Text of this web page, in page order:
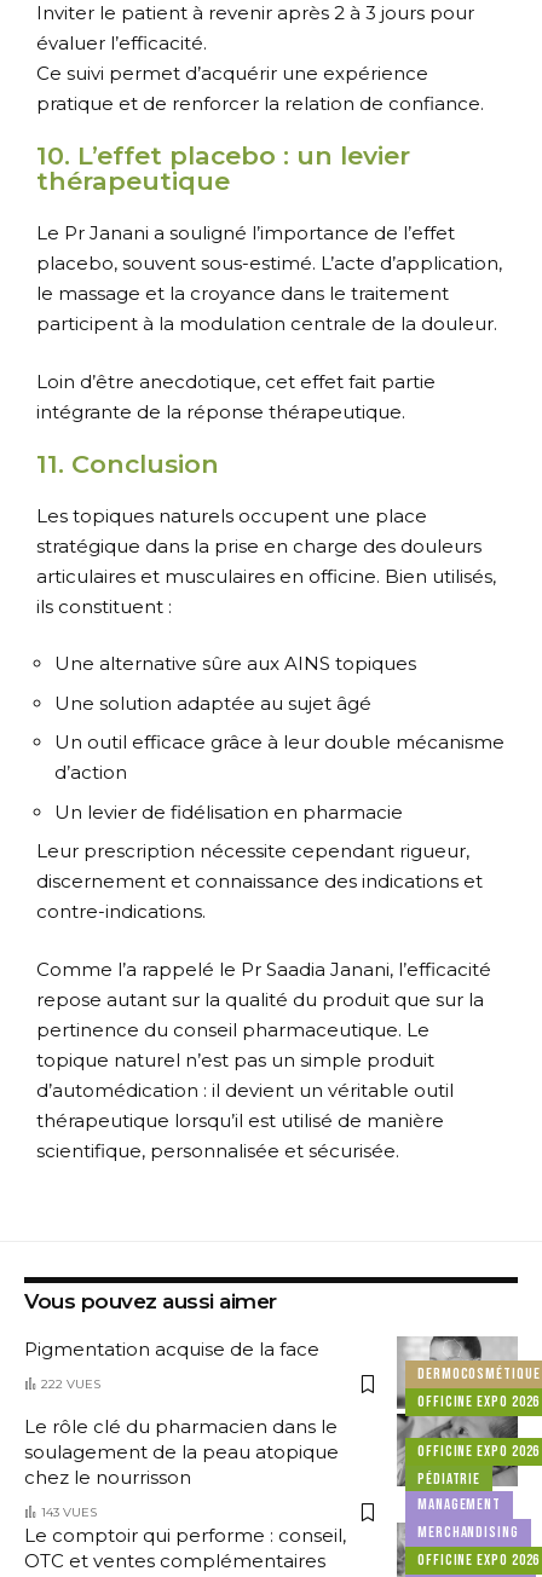
Inviter le patient à revenir après 2 à 3 jours pour
évaluer l’efficacité.
Ce suivi permet d’acquérir une expérience
pratique et de renforcer la relation de confiance.
10. L’effet placebo : un levier
thérapeutique
Le Pr Janani a souligné l’importance de l’effet
placebo, souvent sous-estimé. L’acte d’application,
le massage et la croyance dans le traitement
participent à la modulation centrale de la douleur.
Loin d’être anecdotique, cet effet fait partie
intégrante de la réponse thérapeutique.
11. Conclusion
Les topiques naturels occupent une place
stratégique dans la prise en charge des douleurs
articulaires et musculaires en officine. Bien utilisés,
ils constituent :
Une alternative sûre aux AINS topiques
Une solution adaptée au sujet âgé
Un outil efficace grâce à leur double mécanisme
d’action
Un levier de fidélisation en pharmacie
Leur prescription nécessite cependant rigueur,
discernement et connaissance des indications et
contre-indications.
Comme l’a rappelé le Pr Saadia Janani, l’efficacité
repose autant sur la qualité du produit que sur la
pertinence du conseil pharmaceutique. Le
topique naturel n’est pas un simple produit
d’automédication : il devient un véritable outil
thérapeutique lorsqu’il est utilisé de manière
scientifique, personnalisée et sécurisée.
Vous pouvez aussi aimer
DERMOCOSMÉTIQUE
OFFICINE EXPO 2026
Pigmentation acquise de la face
222 VUES
OFFICINE EXPO 2026
PÉDIATRIE
Le rôle clé du pharmacien dans le
soulagement de la peau atopique
chez le nourrisson
143 VUES
MANAGEMENT
MERCHANDISING
OFFICINE EXPO 2026
Le comptoir qui performe : conseil,
OTC et ventes complémentaires